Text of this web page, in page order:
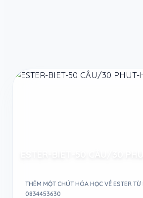
THÊM MỘT CHÚT HÓA HỌC VỀ ESTER
0834453630